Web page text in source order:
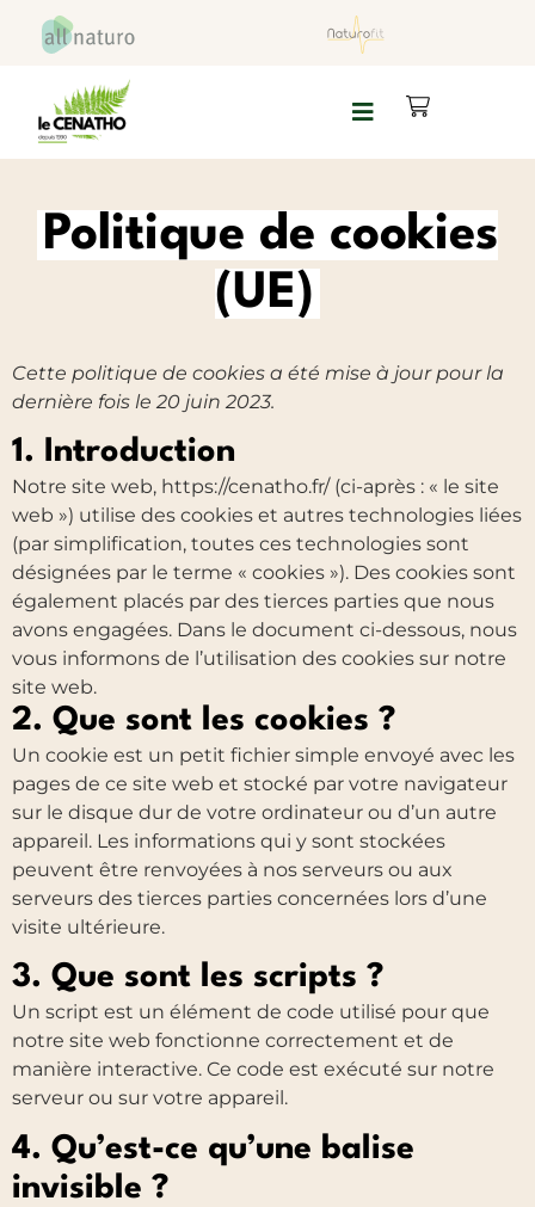
Politique de cookies
(UE)
Cette politique de cookies a été mise à jour pour la
dernière fois le 20 juin 2023.
1. Introduction
Notre site web, https://cenatho.fr/ (ci-après : « le site
web ») utilise des cookies et autres technologies liées
(par simplification, toutes ces technologies sont
désignées par le terme « cookies »). Des cookies sont
également placés par des tierces parties que nous
avons engagées. Dans le document ci-dessous, nous
vous informons de l’utilisation des cookies sur notre
site web.
2. Que sont les cookies ?
Un cookie est un petit fichier simple envoyé avec les
pages de ce site web et stocké par votre navigateur
sur le disque dur de votre ordinateur ou d’un autre
appareil. Les informations qui y sont stockées
peuvent être renvoyées à nos serveurs ou aux
serveurs des tierces parties concernées lors d’une
visite ultérieure.
3. Que sont les scripts ?
Un script est un élément de code utilisé pour que
notre site web fonctionne correctement et de
manière interactive. Ce code est exécuté sur notre
serveur ou sur votre appareil.
4. Qu’est-ce qu’une balise
invisible ?